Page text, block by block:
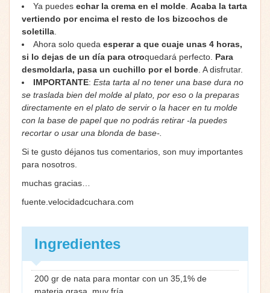
Ya puedes echar la crema en el molde Acaba la tarta
vertiendo por encima el resto de los bizcochos de
soletilla
Ahora solo queda esperar a que cuaje unas 4 horas,
si lo dejas de un día para otroquedará perfecto. Para
desmoldarla, pasa un cuchillo por el borde . A disfrutar.
IMPORTANTE: Esta tarta al no tener una base dura no
se traslada bien del molde al plato, por eso o la preparas
directamente en el plato de servir o la hacer en tu molde
con la base de papel que no podrás retirar -la puedes
recortar o usar una blonda de base-.
Si te gusto déjanos tus comentarios, son muy importantes
para nosotros.
muchas gracias…
fuente.velocidadcuchara.com
Ingredientes
200 gr de nata para montar con un 35,1% de